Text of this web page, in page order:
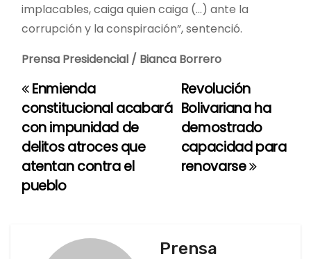
implacables, caiga quien caiga (…) ante la
corrupción y la conspiración”, sentenció.
Prensa Presidencial / Bianca Borrero
N
a
v
e
Revolución
Bolivariana ha
demostrado
capacidad para
renovarse
Enmienda
constitucional acabará
con impunidad de
delitos atroces que
atentan contra el
pueblo
Prensa